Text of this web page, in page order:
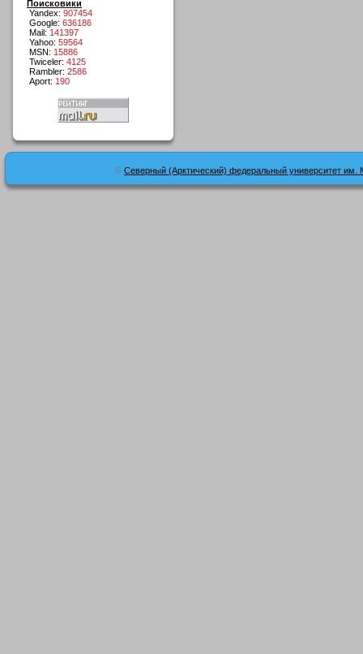
Поисковики
Yandex: 907454
Google: 636186
Mail: 141397
Yahoo: 59564
MSN: 15886
Twiceler: 4125
Rambler: 2586
Aport: 190
© Северный (Арктический) федеральный университет